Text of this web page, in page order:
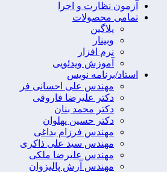
آزمون نظارت و اجرا
تمامی محصولات
پلاگین
وبینار
نرم افزار
آموزش ویدئویی
استاد/برنامه نویس
مهندس علی احسانی فر
دکتر علیرضا فاروقی
دکتر محمد بنان
دکتر حسین پهلوان
مهندس فرزام بداغی
مهندس سید علی ذاکری
مهندس علیرضا ملکی
مهندس آرش پالیزوان